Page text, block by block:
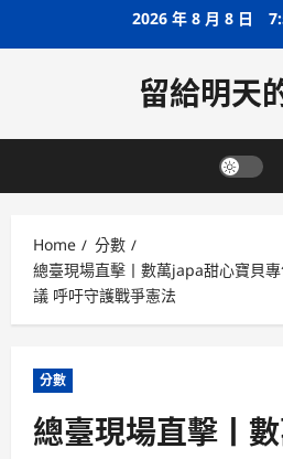
2026 年 8 月 8 日
留給明天
Home
分數
總臺現場直擊丨數萬japa甜心寶貝
議 呼吁守護戰爭憲法
分數
總臺現場直擊丨